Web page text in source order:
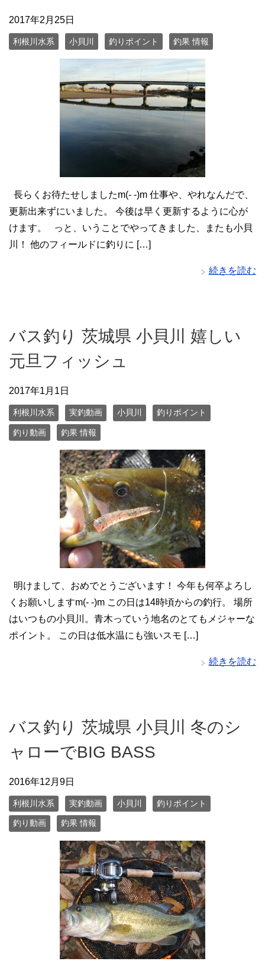
2017年2月25日
利根川水系 小貝川 釣りポイント 釣果 情報
長らくお待たせしましたm(- -)m 仕事や、やれなんだで、
更新出来ずにいました。 今後は早く更新するように心が
けます。 っと、いうことでやってきました、またも小貝
川！ 他のフィールドに釣りに […]
続きを読む
バス釣り 茨城県 小貝川 嬉しい
元旦フィッシュ
2017年1月1日
利根川水系 実釣動画 小貝川 釣りポイント
釣り動画 釣果 情報
明けまして、おめでとうございます！ 今年も何卒よろし
くお願いしますm(- -)m この日は14時頃からの釣行。 場所
はいつもの小貝川。青木っていう地名のとてもメジャーな
ポイント。 この日は低水温にも強いスモ […]
続きを読む
バス釣り 茨城県 小貝川 冬のシ
ャローでBIG BASS
2016年12月9日
利根川水系 実釣動画 小貝川 釣りポイント
釣り動画 釣果 情報